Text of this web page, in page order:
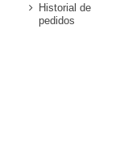
Historial de
pedidos